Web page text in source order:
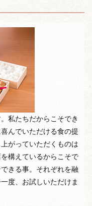
私たちだからこそでき
んでいただける食の提
がっていただくものは
構えているからこそで
きる事。それぞれを融
度、お試しいただけま